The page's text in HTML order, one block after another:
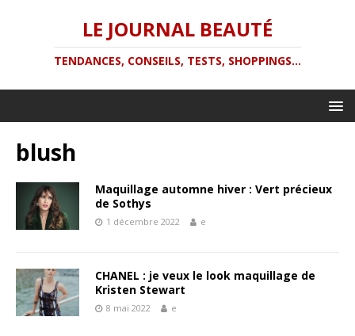
LE JOURNAL BEAUTÉ
TENDANCES, CONSEILS, TESTS, SHOPPINGS...
blush
Maquillage automne hiver : Vert précieux
de Sothys
1 décembre 2022 e
CHANEL : je veux le look maquillage de
Kristen Stewart
8 mai 2022 e